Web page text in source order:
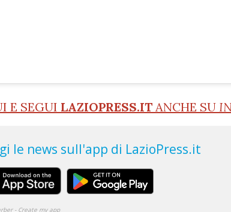
E SEGUI LAZIOPRESS.IT ANCHE SU